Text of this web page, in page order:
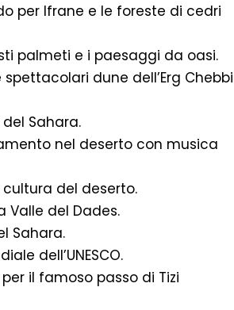
per Ifrane e le foreste di cedri
palmeti e i paesaggi da oasi.
dune dell’Erg Chebbi
Sahara.
nel deserto con musica
del deserto.
Valle del Dades.
Sahara.
dell’UNESCO.
il famoso passo di Tizi